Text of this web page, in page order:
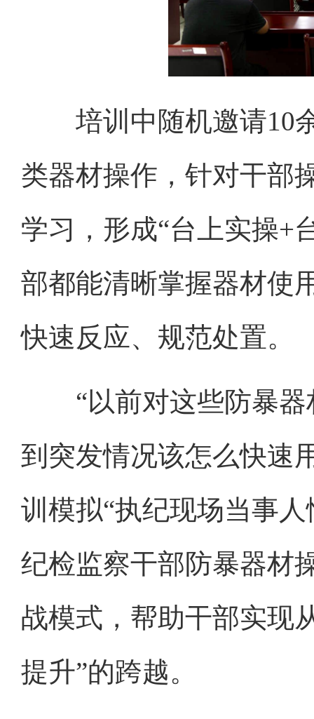
培训中随机邀请10余
类器材操作，针对干部
学习，形成“台上实操+
部都能清晰掌握器材使
快速反应、规范处置。
“以前对这些防暴器
到突发情况该怎么快速
训模拟“执纪现场当事
纪检监察干部防暴器材
战模式，帮助干部实现
提升”的跨越。